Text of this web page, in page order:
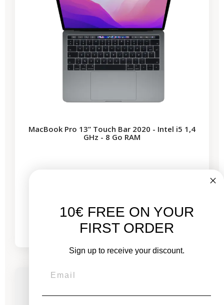
MacBook Pro 13” Touch Bar 2020 - Intel i5 1,4
GHz - 8 Go RAM
630,50 € 406,43 €
à partir de 14,07 €/mois
PROMO
10€ FREE ON YOUR
FIRST ORDER
Sign up to receive your discount.